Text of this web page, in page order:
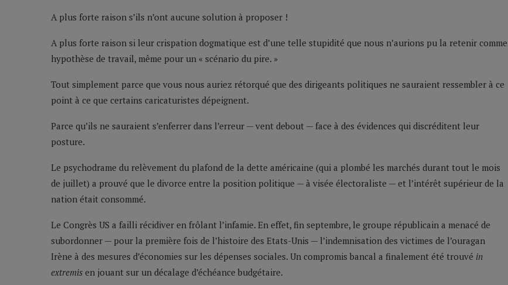
A plus forte raison s’ils n’ont aucune solution à proposer !
A plus forte raison si leur crispation dogmatique est d’une telle stupidité que nous n’aurions pu la retenir comme
hypothèse de travail, même pour un « scénario du pire. »
Tout simplement parce que vous nous auriez rétorqué que des dirigeants politiques ne sauraient ressembler à ce
point à ce que certains caricaturistes dépeignent.
Parce qu’ils ne sauraient s’enferrer dans l’erreur — vent debout — face à des évidences qui discréditent leur
posture.
Le psychodrame du relèvement du plafond de la dette américaine (qui a plombé les marchés durant tout le mois
de juillet) a prouvé que le divorce entre la position politique — à visée électoraliste — et l’intérêt supérieur de la
nation était consommé.
Le Congrès US a failli récidiver en frôlant l’infamie. En effet, fin septembre, le groupe républicain a menacé de
subordonner — pour la première fois de l’histoire des Etats-Unis — l’indemnisation des victimes de l’ouragan
Irène à des mesures d’économies sur les dépenses sociales. Un compromis bancal a finalement été trouvé in
extremis en jouant sur un décalage d’échéance budgétaire.